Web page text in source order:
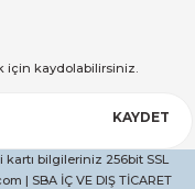
Çantası I 14 LT I
için kaydolabilirsiniz.
KAYDET
kartı bilgileriniz 256bit SSL
| SBA İÇ VE DIŞ TİCARET